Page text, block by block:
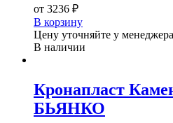
от 3236 ₽
В корзину
Цену уточняйте у менеджера
В наличии
Кронапласт
БЬЯНКО